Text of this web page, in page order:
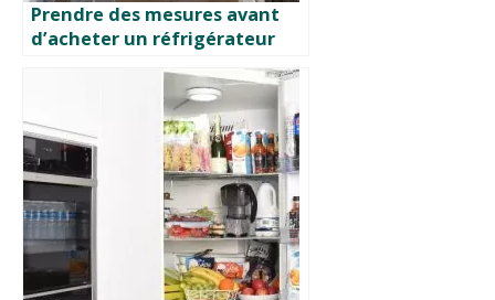
Prendre des mesures avant
d’acheter un réfrigérateur